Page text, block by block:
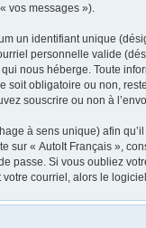
vos messages »).
un identifiant unique
personnelle valide
nous héberge. Toute
soit obligatoire ou non,
souscrire ou non à
à sens unique) afin
sur « AutoIt Français »,
passe. Si vous oubliez
votre courriel, alors le